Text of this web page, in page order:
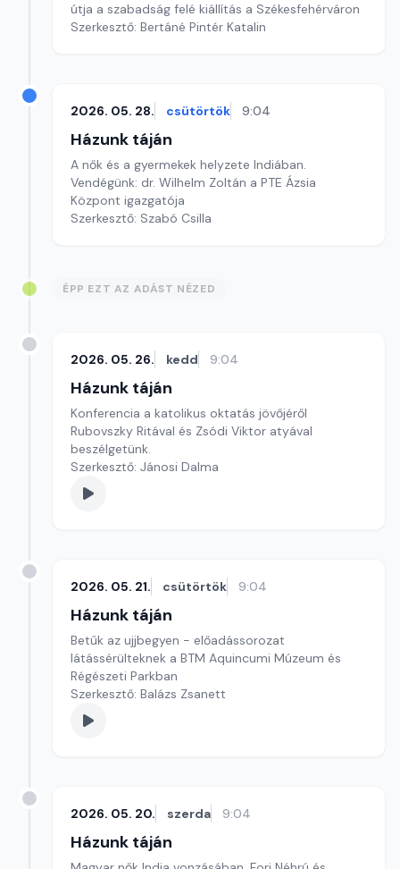
útja a szabadság felé kiállítás a Székesfehérváron
Szerkesztő: Bertáné Pintér Katalin
2026. 05. 28. csütörtök 9:04
Házunk táján
A nők és a gyermekek helyzete Indiában.
Vendégünk: dr. Wilhelm Zoltán a PTE Ázsia
Központ igazgatója
Szerkesztő: Szabó Csilla
ÉPP EZT AZ ADÁST NÉZED
2026. 05. 26. kedd 9:04
Házunk táján
Konferencia a katolikus oktatás jövőjéről
Rubovszky Ritával és Zsódi Viktor atyával
beszélgetünk.
Szerkesztő: Jánosi Dalma
2026. 05. 21. csütörtök 9:04
Házunk táján
Betűk az ujjbegyen - előadássorozat
látássérülteknek a BTM Aquincumi Múzeum és
Régészeti Parkban
Szerkesztő: Balázs Zsanett
2026. 05. 20. szerda 9:04
Házunk táján